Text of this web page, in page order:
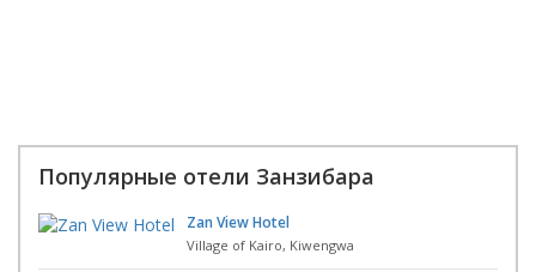
Популярные отели Занзибара
Zan View Hotel
Village of Kairo, Kiwengwa